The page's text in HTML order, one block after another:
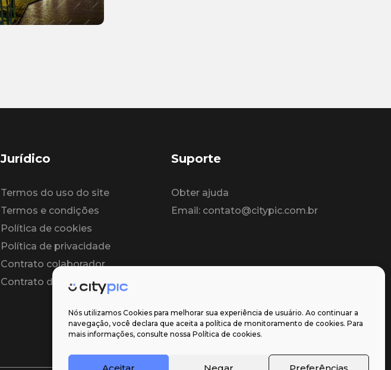
Nós utilizamos Cookies para melhorar sua experiência de usuário. Ao continuar a
navegação, você declara que aceita a política de monitoramento de cookies. Para
mais informações, consulte nossa Política de cookies.
Aceitar Negar Preferências
Jurídico
Termos do uso do site
Termos e condições
Política de cookies
Política de privacidade
Contrato colaborador
Contrato de licença
Suporte
Obter ajuda
Email: contato@citypic.com.br